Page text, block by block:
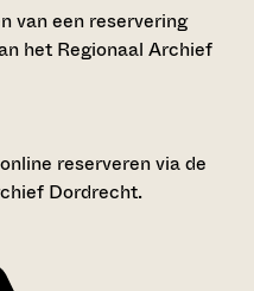
van een reservering
het Regionaal Archief
online reserveren via de
Dordrecht.